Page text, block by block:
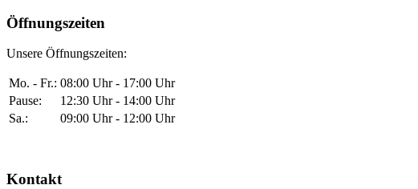
Öffnungszeiten
Unsere Öffnungszeiten:
Mo. - Fr.: 08:00 Uhr - 17:00 Uhr
Pause:
12:30 Uhr - 14:00 Uhr
Sa.:
09:00 Uhr - 12:00 Uhr
Kontakt